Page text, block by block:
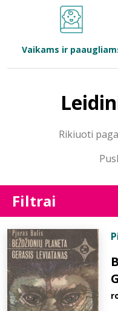
Bibliotekoms
Vaikams ir
Rikiuoti
Filtrai